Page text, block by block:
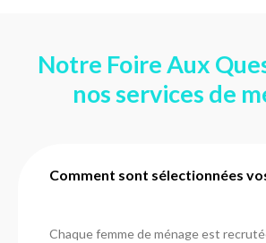
Notre Foire Aux
nos services de
Chaque femme de ménage est